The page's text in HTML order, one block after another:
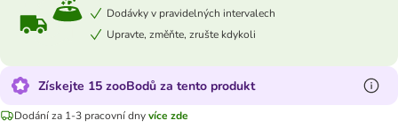
Dodávky v pravidelných intervalech
Upravte, změňte, zrušte kdykoli
Získejte 15 zooBodů za tento produkt
Dodání za 1-3 pracovní dnyvíce zde